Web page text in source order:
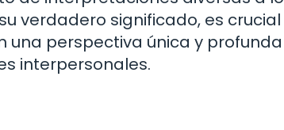
verdadero significado, es crucial
una perspectiva única y profunda
interpersonales.